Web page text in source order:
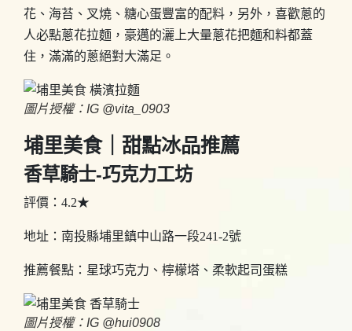
花、海苔、叉燒、糖心蛋豐富的配料，另外，喜歡蔥的
人必點蔥花拉麵，豪邁的灑上大量蔥花把麵和料都蓋
住，滿滿的蔥絕對大滿足。
圖片授權：IG @vita_0903
埔里美食｜甜點冰品推薦
香草騎士-巧克力工坊
評價：4.2★
地址：南投縣埔里鎮中山路一段241-2號
推薦餐點：星球巧克力、檸檬塔、柔軟起司蛋糕
圖片授權：IG @hui0908